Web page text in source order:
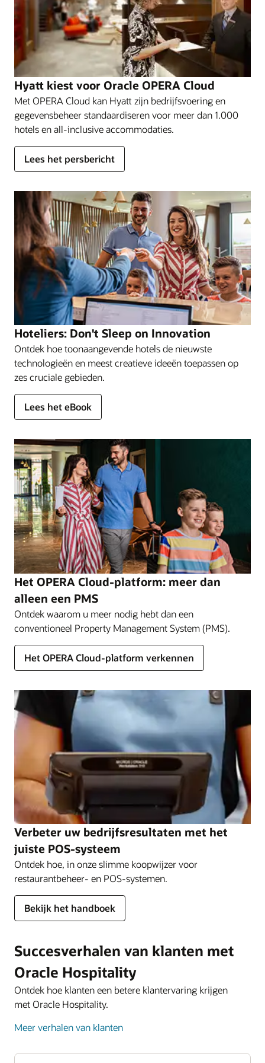
Volg een rondleiding door Cloud PMS
Hyatt kiest voor Oracle OPERA Cloud
Met OPERA Cloud kan Hyatt zijn bedrijfsvoering en
gegevensbeheer standaardiseren voor meer dan 1.000
hotels en all-inclusive accommodaties.
Lees het persbericht
Hoteliers: Don't Sleep on Innovation
Ontdek hoe toonaangevende hotels de nieuwste
technologieën en meest creatieve ideeën toepassen op
zes cruciale gebieden.
Lees het eBook
Het OPERA Cloud-platform: meer dan
alleen een PMS
Ontdek waarom u meer nodig hebt dan een
conventioneel Property Management System (PMS).
Het OPERA Cloud-platform verkennen
Verbeter uw bedrijfsresultaten met het
juiste POS-systeem
Ontdek hoe, in onze slimme koopwijzer voor
restaurantbeheer- en POS-systemen.
Bekijk het handboek
Succesverhalen van klanten met
Oracle Hospitality
Ontdek hoe klanten een betere klantervaring krijgen
met Oracle Hospitality.
Meer verhalen van klanten